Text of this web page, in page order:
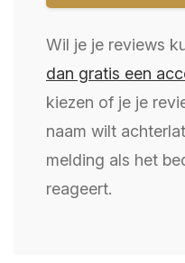
Wil je je reviews
dan gratis een
kiezen of je je
naam wilt
melding als het
reageert.